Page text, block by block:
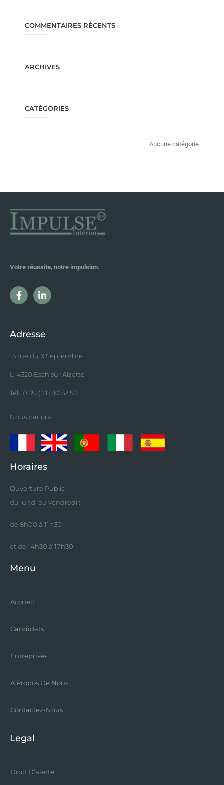
COMMENTAIRES RÉCENTS
ARCHIVES
CATÉGORIES
Aucune catégorie
Votre réussite, notre impulsion.
Adresse
15 rue du X Septembre
L-4320 Esch sur Alzette
Tél : (+352) 28 80 52 53
Nous parlons:
Horaires
Ouverture Public
du lundi au vendredi :
de 8h00 à 11h30
et de 14h30 à 17h30
Menu
Accueil
Candidats
Entreprises
A Propos De Nous
Contactez-Nous
Legal
Droit D’alerte